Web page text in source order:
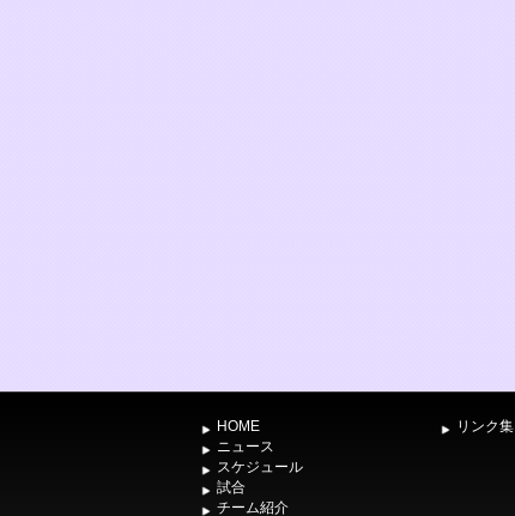
HOME
ニュース
スケジュール
試合
チーム紹介
リンク集